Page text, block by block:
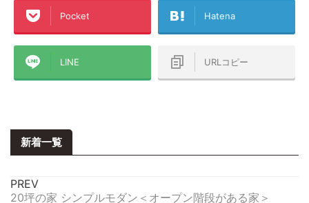
Pocket Hatena
LINE URLコピー
新着一覧
PREV
20坪の家 シンプルモダン＜オープン階段がある家＞